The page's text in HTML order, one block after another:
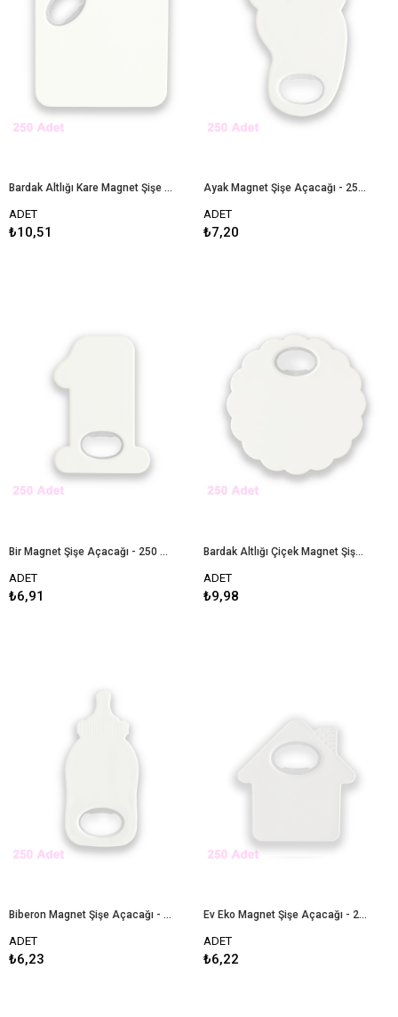
Bardak Altlığı Kare Magnet Şişe Açacağı - 250 Adet
ADET
₺10,51
Ayak Magnet Şişe Açacağı - 250 Adet
ADET
₺7,20
Bir Magnet Şişe Açacağı - 250 Adet
ADET
₺6,91
Bardak Altlığı Çiçek Magnet Şişe Açacağı - 250 Adet
ADET
₺9,98
Biberon Magnet Şişe Açacağı - 250 Adet
ADET
₺6,23
Ev Eko Magnet Şişe Açacağı - 250 Adet
ADET
₺6,22